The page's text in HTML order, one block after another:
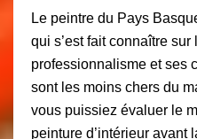
Le peintre du Pays
qui s’est fait connaître sur
professionnalisme et ses
sont les moins chers du
vous puissiez évaluer le
peinture d’intérieur avant